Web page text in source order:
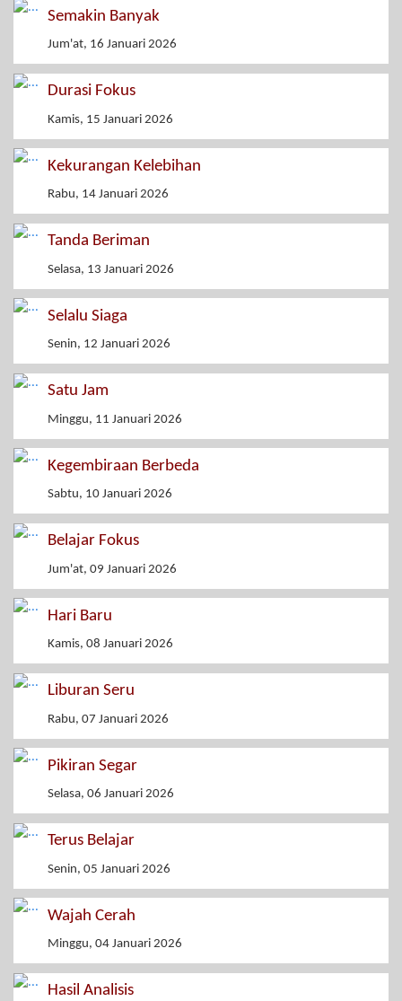
Semakin Banyak
Jum'at, 16 Januari 2026
Durasi Fokus
Kamis, 15 Januari 2026
Kekurangan Kelebihan
Rabu, 14 Januari 2026
Tanda Beriman
Selasa, 13 Januari 2026
Selalu Siaga
Senin, 12 Januari 2026
Satu Jam
Minggu, 11 Januari 2026
Kegembiraan Berbeda
Sabtu, 10 Januari 2026
Belajar Fokus
Jum'at, 09 Januari 2026
Hari Baru
Kamis, 08 Januari 2026
Liburan Seru
Rabu, 07 Januari 2026
Pikiran Segar
Selasa, 06 Januari 2026
Terus Belajar
Senin, 05 Januari 2026
Wajah Cerah
Minggu, 04 Januari 2026
Hasil Analisis